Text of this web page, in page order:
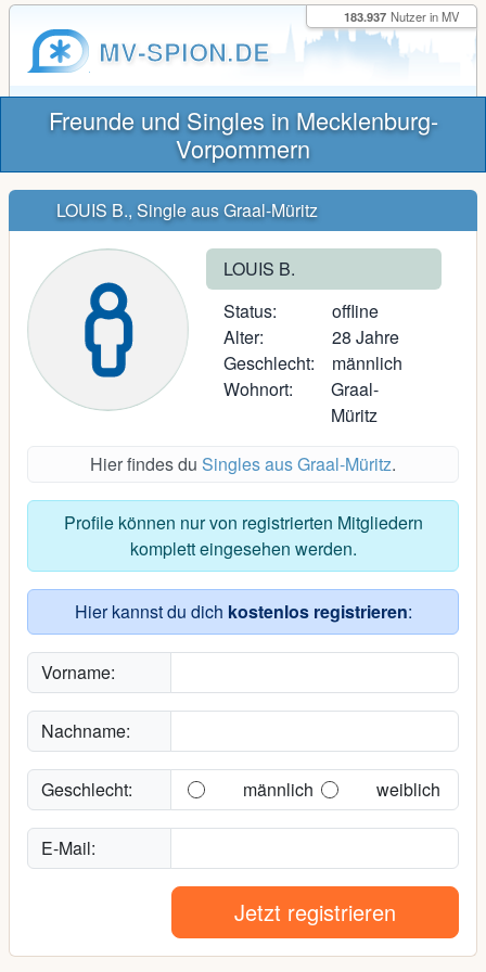
MV-SPION.DE
183.937 Nutzer in MV
Freunde und Singles in Mecklenburg-
Vorpommern
LOUIS B., Single aus Graal-Müritz
LOUIS B.
Status:
offline
Alter:
28 Jahre
Geschlecht:
männlich
Wohnort:
Graal-
Müritz
Hier findes du Singles aus Graal-Müritz.
Profile können nur von registrierten Mitgliedern
komplett eingesehen werden.
Hier kannst du dich kostenlos registrieren:
Vorname:
Nachname:
Geschlecht: männlich weiblich
E-Mail:
Jetzt registrieren